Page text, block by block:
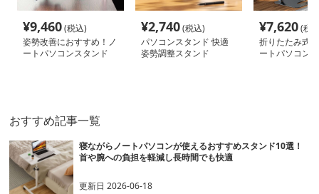
¥9,460(税込)
姿勢改善におすすめ！ノ
ートパソコンスタンド
¥2,740(税込)
パソコンスタンド 快適
姿勢調整スタンド
¥7,620(税
折りたたみ式
ートパソコン
おすすめ記事一覧
寝ながらノートパソコンが使えるおすすめスタンド10選！
首や腕への負担を軽減し長時間でも快適
更新日2026-06-18